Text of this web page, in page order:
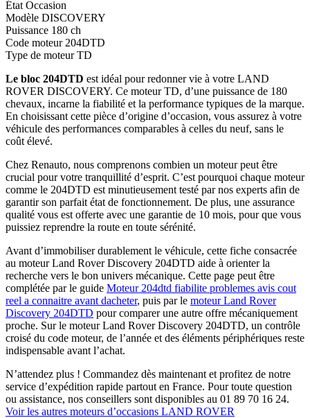
État Occasion
Modèle DISCOVERY
Puissance 180 ch
Code moteur 204DTD
Type de moteurTD
Le bloc 204DTD est idéal pour redonner vie à votre LAND
ROVER DISCOVERY. Ce moteur TD, d’une puissance de 180
chevaux, incarne la fiabilité et la performance typiques de la marque.
En choisissant cette pièce d’origine d’occasion, vous assurez à votre
véhicule des performances comparables à celles du neuf, sans le
coût élevé.
Chez Renauto, nous comprenons combien un moteur peut être
crucial pour votre tranquillité d’esprit. C’est pourquoi chaque moteur
comme le 204DTD est minutieusement testé par nos experts afin de
garantir son parfait état de fonctionnement. De plus, une assurance
qualité vous est offerte avec une garantie de 10 mois, pour que vous
puissiez reprendre la route en toute sérénité.
Avant d’immobiliser durablement le véhicule, cette fiche consacrée
au moteur Land Rover Discovery 204DTD aide à orienter la
recherche vers le bon univers mécanique. Cette page peut être
complétée par le guide Moteur 204dtd fiabilite problemes avis cout
reel a connaitre avant dacheter, puis par le moteur Land Rover
Discovery 204DTD pour comparer une autre offre mécaniquement
proche. Sur le moteur Land Rover Discovery 204DTD, un contrôle
croisé du code moteur, de l’année et des éléments périphériques reste
indispensable avant l’achat.
N’attendez plus ! Commandez dès maintenant et profitez de notre
service d’expédition rapide partout en France. Pour toute question
ou assistance, nos conseillers sont disponibles au 01 89 70 16 24.
Voir les autres moteurs d’occasions LAND ROVER